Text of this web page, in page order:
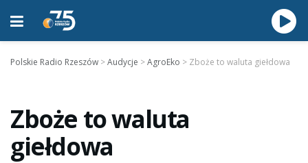
Polskie Radio Rzeszów >Audycje >AgroEko > Zboże to waluta giełdowa
Zboże to waluta
giełdowa